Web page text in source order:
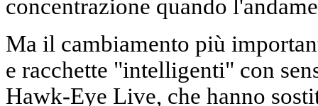
concentrazione quando
Ma il cambiamento più
e racchette "intelligenti" con
Hawk-Eye Live, che hanno